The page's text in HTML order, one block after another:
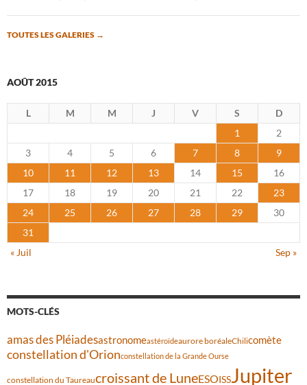
TOUTES LES GALERIES →
AOÛT 2015
L M M J V S
D
1
2
3
4 5 6 7 8
9
10
11 12 13 14 15
16
17
18 19 20 21 22
23
24
25 26 27 28 29
30
31
« Juil
Sep »
MOTS-CLÉS
amas des Pléiadesastronomeastéroïdeaurore boréaleChilicomète
constellation d'Orionconstellation de la Grande Ourse
constellation du Taureaucroissant de LuneESOISSJupiter